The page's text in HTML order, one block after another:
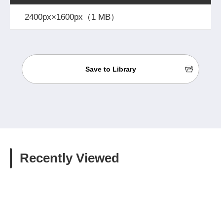
2400px×1600px（1 MB）
Save to Library
Recently Viewed